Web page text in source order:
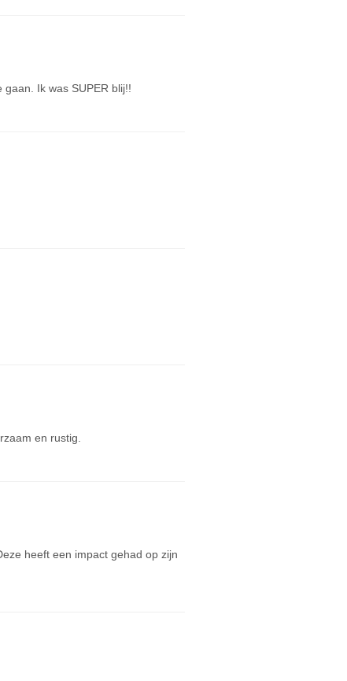
Ik was SUPER blij!!
en rustig.
heeft een impact gehad op zijn